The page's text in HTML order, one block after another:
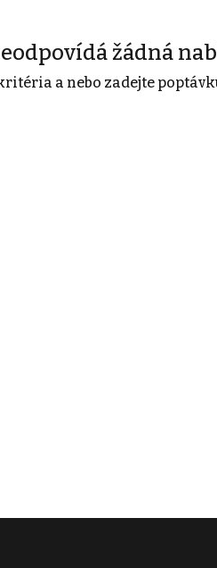
žádná
a nebo zadejte